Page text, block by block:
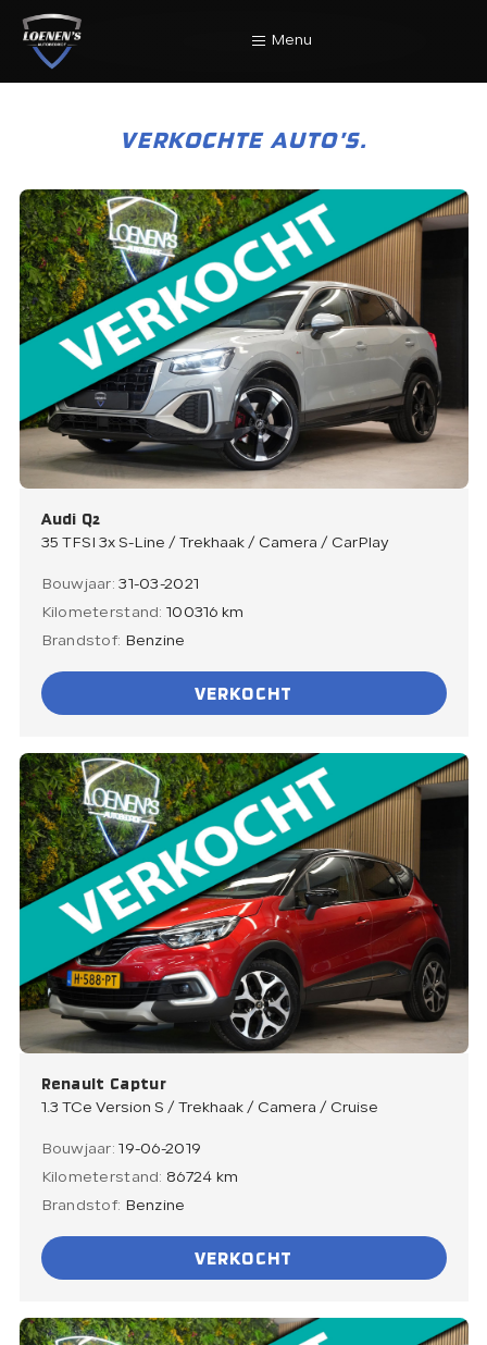
Menu
Home
Aanbod
Diensten
Werkplaats
Over Ons
Verkocht
Contact
Direct contact
E-mail
info@loenensautobedrijf.nl
Telefoon
+31 6 23892532
Adres
De Groendijck 43
3466 NJ Waarder
VERKOCHTE AUTO’S.
Audi Q2
35 TFSI 3x S-Line / Trekhaak / Camera / CarPlay
Bouwjaar:31-03-2021
Kilometerstand: 100316 km
Brandstof: Benzine
VERKOCHT
Renault Captur
1.3 TCe Version S / Trekhaak / Camera / Cruise
Bouwjaar:19-06-2019
Kilometerstand: 86724 km
Brandstof: Benzine
VERKOCHT